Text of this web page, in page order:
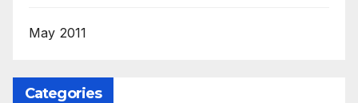
May 2011
Categories